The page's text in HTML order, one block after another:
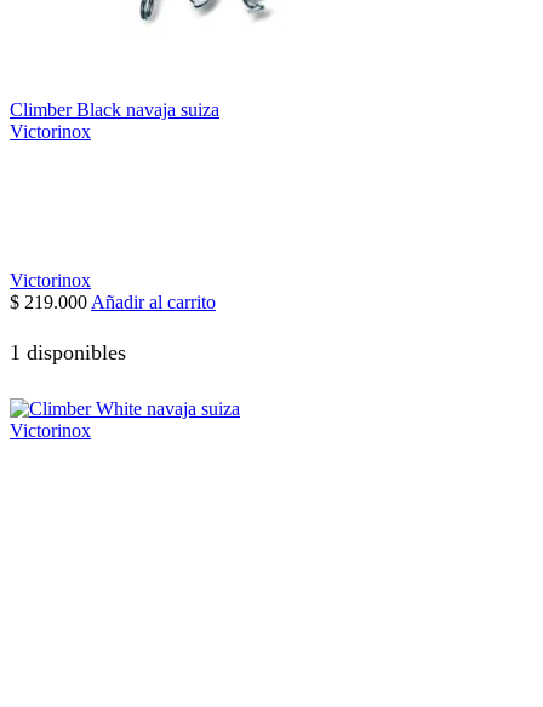
Climber Black navaja suiza
Victorinox
Victorinox
$ 219.000 Añadir al carrito
1 disponibles